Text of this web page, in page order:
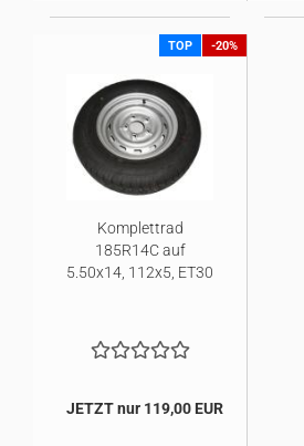
TOP -20%
Komplettrad
185R14C auf
5.50x14, 112x5, ET30
JETZT nur 119,00 EUR